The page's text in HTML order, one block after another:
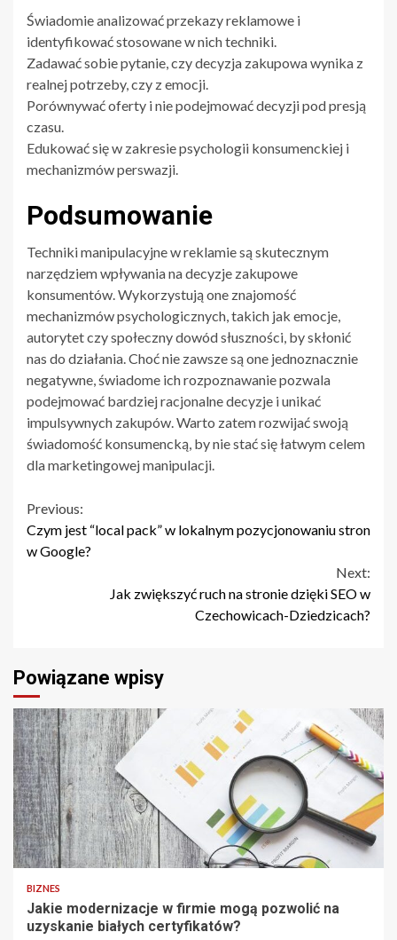
Świadomie analizować przekazy reklamowe i
identyfikować stosowane w nich techniki.
Zadawać sobie pytanie, czy decyzja zakupowa wynika z
realnej potrzeby, czy z emocji.
Porównywać oferty i nie podejmować decyzji pod presją
czasu.
Edukować się w zakresie psychologii konsumenckiej i
mechanizmów perswazji.
Podsumowanie
Techniki manipulacyjne w reklamie są skutecznym
narzędziem wpływania na decyzje zakupowe
konsumentów. Wykorzystują one znajomość
mechanizmów psychologicznych, takich jak emocje,
autorytet czy społeczny dowód słuszności, by skłonić
nas do działania. Choć nie zawsze są one jednoznacznie
negatywne, świadome ich rozpoznawanie pozwala
podejmować bardziej racjonalne decyzje i unikać
impulsywnych zakupów. Warto zatem rozwijać swoją
świadomość konsumencką, by nie stać się łatwym celem
dla marketingowej manipulacji.
Continue
Reading
Previous:
Czym jest “local pack” w lokalnym pozycjonowaniu stron
w Google?
Next:
Jak zwiększyć ruch na stronie dzięki SEO w
Czechowicach-Dziedzicach?
Powiązane wpisy
BIZNES
Jakie modernizacje w firmie mogą pozwolić na
uzyskanie białych certyfikatów?